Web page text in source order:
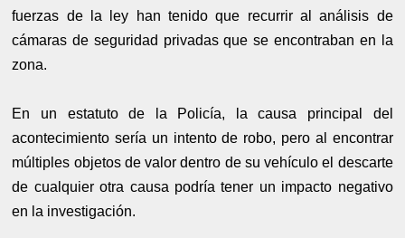
fuerzas de la ley han tenido que recurrir al análisis de
cámaras de seguridad privadas que se encontraban en la
zona.
En un estatuto de la Policía, la causa principal del
acontecimiento sería un intento de robo, pero al encontrar
múltiples objetos de valor dentro de su vehículo el descarte
de cualquier otra causa podría tener un impacto negativo
en la investigación.